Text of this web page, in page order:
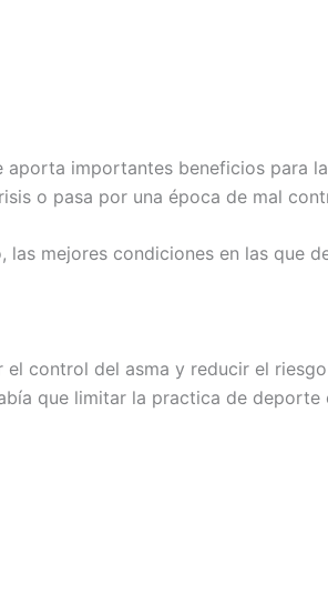
importantes beneficios para la
o pasa por una época de mal
mejores condiciones en las que
control del asma y reducir el
que limitar la practica de deporte